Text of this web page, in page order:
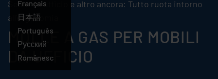
Français
Italiano
日本語
Português
Русский
Românesc
Sedie da ufficio e altro ancora: Tutto ruota intorno
all'ergonomia
MOLLE A GAS PER MOBILI
DA UFFICIO